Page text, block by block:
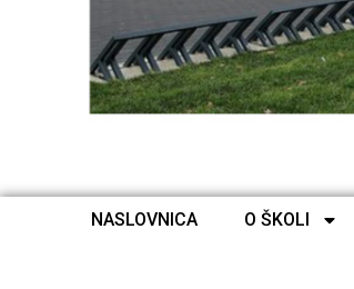
NASLOVNICA O ŠKOLI